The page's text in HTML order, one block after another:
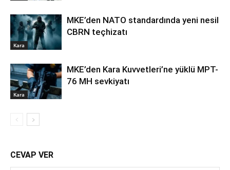
Kara
MKE’den NATO standardında yeni nesil
CBRN teçhizatı
Kara
MKE’den Kara Kuvvetleri’ne yüklü MPT-
76 MH sevkiyatı
CEVAP VER